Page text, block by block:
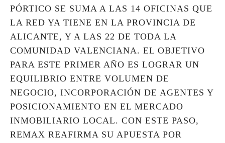
PÓRTICO SE SUMA A LAS 14 OFICINAS QUE
LA RED YA TIENE EN LA PROVINCIA DE
ALICANTE, Y A LAS 22 DE TODA LA
COMUNIDAD VALENCIANA. EL OBJETIVO
PARA ESTE PRIMER AÑO ES LOGRAR UN
EQUILIBRIO ENTRE VOLUMEN DE
NEGOCIO, INCORPORACIÓN DE AGENTES Y
POSICIONAMIENTO EN EL MERCADO
INMOBILIARIO LOCAL. CON ESTE PASO,
REMAX REAFIRMA SU APUESTA POR